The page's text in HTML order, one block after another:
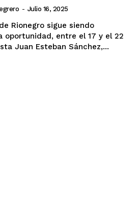
- Julio 16, 2025
Rionegro sigue siendo
oportunidad, entre el 17 y el 22
Juan Esteban Sánchez,...